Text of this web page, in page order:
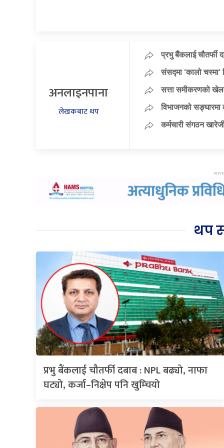
अनलाइनपाना
लेखकबाट थप
प्रभु बैंकलाई चौतर्फी
संसद्मा ‘कालो चस्मा’
सत्ता समीकरणको
विभाजनको सङ्घारमा
कर्मचारी संगठन
थप
प्रभु बैंकलाई चौतर्फी दबाब : NPL बढ्यो, नाफा
घट्यो, कर्जा–निक्षेप पनि खुम्चियो